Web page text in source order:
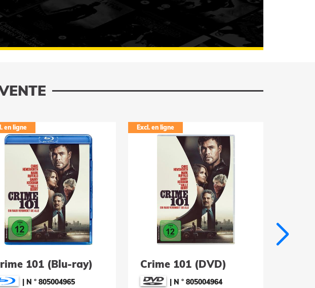
en ligne
101 (Blu-ray)
| N ° 805004965
Excl. en ligne
Crime 101 (DVD)
| N ° 805004964